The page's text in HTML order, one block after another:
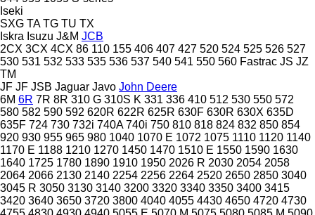
Iseki
SXG TA TG TU TX
Iskra Isuzu J&M JCB
2CX 3CX 4CX 86 110 155 406 407 427 520 524 525 526 527
530 531 532 533 535 536 537 540 541 550 560 Fastrac JS JZ
TM
JF JF JSB Jaguar Javo John Deere
6M 6R 7R 8R 310 G 310S K 331 336 410 512 530 550 572
580 582 590 592 620R 622R 625R 630F 630R 630X 635D
635F 724 730 732i 740A 740i 750 810 818 824 832 850 854
920 930 955 965 980 1040 1070 E 1072 1075 1110 1120 1140
1170 E 1188 1210 1270 1450 1470 1510 E 1550 1590 1630
1640 1725 1780 1890 1910 1950 2026 R 2030 2054 2058
2064 2066 2130 2140 2254 2256 2264 2520 2650 2850 3040
3045 R 3050 3130 3140 3200 3320 3340 3350 3400 3415
3420 3640 3650 3720 3800 4040 4055 4430 4650 4720 4730